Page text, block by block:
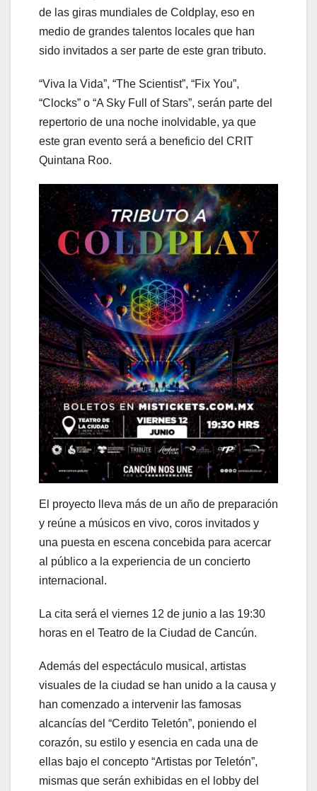
de las giras mundiales de Coldplay, eso en
medio de grandes talentos locales que han
sido invitados a ser parte de este gran tributo.
“Viva la Vida”, “The Scientist”, “Fix You”,
“Clocks” o “A Sky Full of Stars”, serán parte del
repertorio de una noche inolvidable, ya que
este gran evento será a beneficio del CRIT
Quintana Roo.
El proyecto lleva más de un año de preparación
y reúne a músicos en vivo, coros invitados y
una puesta en escena concebida para acercar
al público a la experiencia de un concierto
internacional.
La cita será el viernes 12 de junio a las 19:30
horas en el Teatro de la Ciudad de Cancún.
Además del espectáculo musical, artistas
visuales de la ciudad se han unido a la causa y
han comenzado a intervenir las famosas
alcancías del “Cerdito Teletón”, poniendo el
corazón, su estilo y esencia en cada una de
ellas bajo el concepto “Artistas por Teletón”,
mismas que serán exhibidas en el lobby del